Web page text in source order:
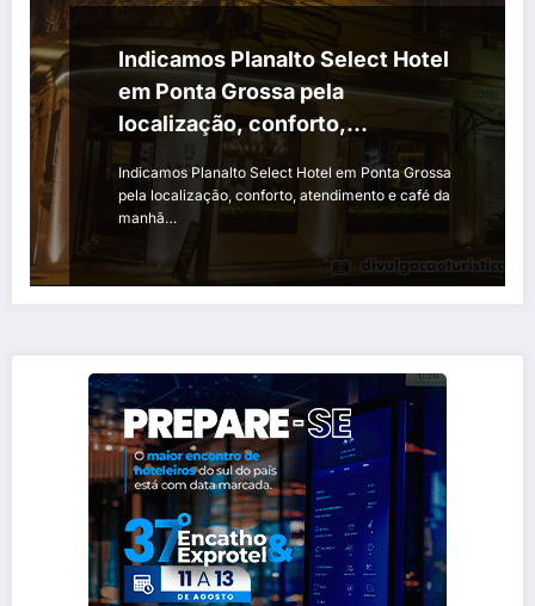
Indicamos Planalto Select Hotel
em Ponta Grossa pela
localização, conforto,
atendimento e café da manhã
Indicamos Planalto Select Hotel em Ponta Grossa
pela localização, conforto, atendimento e café da
manhã…